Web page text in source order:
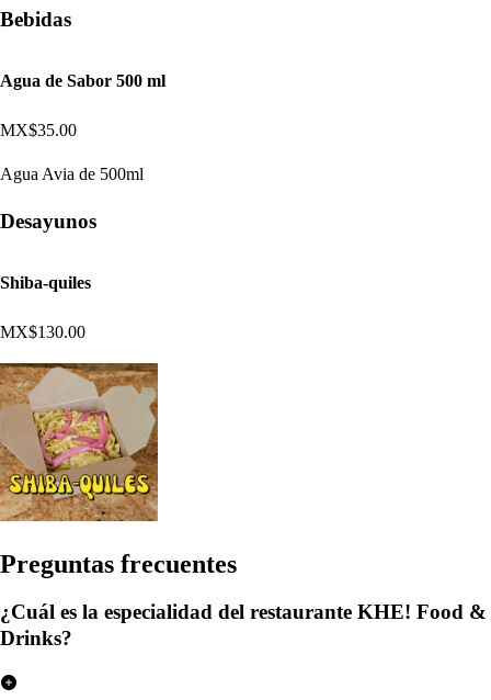
Bebidas
Agua de Sabor 500 ml
MX$35.00
Agua Avia de 500ml
Desayunos
Shiba-quiles
MX$130.00
Preguntas frecuentes
¿Cuál es la especialidad del restaurante KHE! Food &
Drinks?